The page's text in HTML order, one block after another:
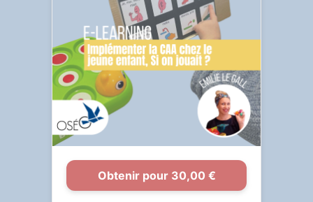
Obtenir pour 30,00 €